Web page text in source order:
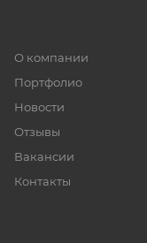
О компании
Портфолио
Новости
Отзывы
Вакансии
Контакты